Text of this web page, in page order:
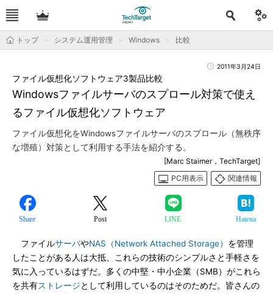
トップ システム運用管理 Windows 比較
2011年3月24日
Windowsファイルサーバのスプロール対策で使え
るファイル仮想化ソフトウェア
ファイル仮想化ソフトウェア3製品比較
ファイル仮想化をWindowsファイルサーバのスプロール（無秩序
な増殖）対策として利用する手法を紹介する。
[Marc Staimer，TechTarget]
PC用表示
関連情報
Share Post LINE Hatena
ファイルサーバやNAS（Network Attached Storage） を管理
したことがある人は大抵、これらの技術のシンプルさと手軽さを
気に入っているはずだ。多くの中堅・中小企業（SMB）がこれら
を共有ストレージとして利用しているのはそのためだ。皆さんの